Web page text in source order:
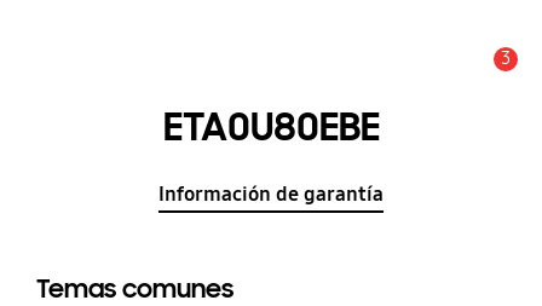
3
ETA0U80EBE
Información de garantía
Temas comunes